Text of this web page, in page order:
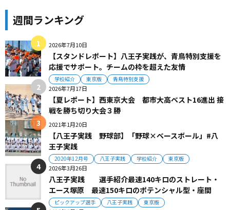
週間ランキング
2026年7月10日
【スタンドレポート】八王子実践が、青鳥特別支援を
応援でサポート。チームの枠を超えた友情
学校紹介 東京版 青鳥特別支援
2026年7月17日
【夏レポート】西東京大会 都市大高ベスト16進出 接
戦を勝ち切り大会３勝
2021年1月20日
【八王子実践 野球部】「野球×ベースボール」#八
王子実践
2020年12月号 八王子実践 学校紹介 東京版
2026年3月26日
八王子実践 選手紹介最速140キロのストレート・
エース塚原 最速150キロのポテンシャル型・座間
ピックアップ選手 八王子実践 東京版